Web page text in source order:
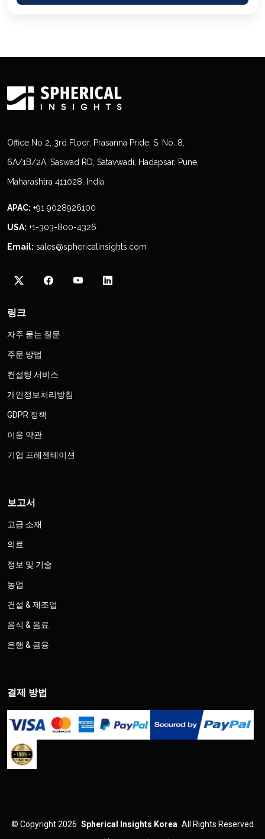
Office No 2, 3rd Floor, Prasanna Pride, S. No. 8,
6A/1B/2A, Saswad RD, Satavwadi, Hadapsar, Pune,
Maharashtra 411028, India
APAC: +91 9028926100
USA: +1-303-800-4326
Email: sales@sphericalinsights.com
링크
자주 묻는 질문
주문 방법
컨설팅 서비스
개인정보처리방침
GDPR 정책
이용 약관
기업 프레젠테이션
보고서
고급 소재
의료
정보 및 기술
농업
건설 & 제조업
음식 & 음료
은행 & 금융
결제 방법
© Copyright 2026 Spherical Insights Korea All Rights Reserved